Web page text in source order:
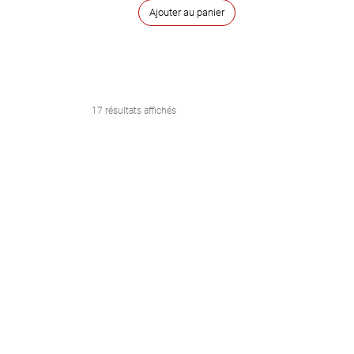
Ajouter au panier
17 résultats affichés